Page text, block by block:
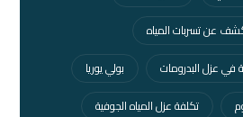
عن تسربات المياه
في عزل البدرومات
بولي يوريا
تكلفة عزل المياه الجوفية